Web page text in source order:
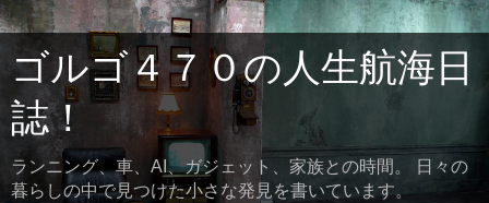
ゴルゴ４７０の人生航海日
誌！
ランニング、車、AI、ガジェット、家族との時間。 日々の
暮らしの中で見つけた小さな発見を書いています。